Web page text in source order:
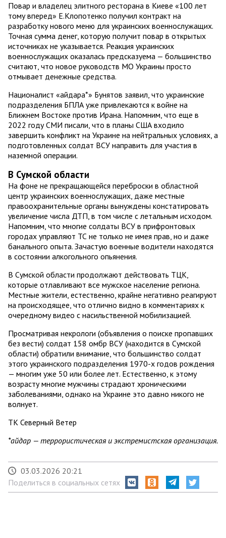
Повар и владелец элитного ресторана в Киеве «100 лет
тому вперед» Е.Клопотенко получил контракт на
разработку нового меню для украинских военнослужащих.
Точная сумма денег, которую получит повар в открытых
источниках не указывается. Реакция украинских
военнослужащих оказалась предсказуема — большинство
считают, что новое руководств МО Украины просто
отмывает денежные средства.
Националист «айдара*» Бунятов заявил, что украинские
подразделения БПЛА уже привлекаются к войне на
Ближнем Востоке против Ирана. Напомним, что еще в
2022 году СМИ писали, что в планы США входило
завершить конфликт на Украине на нейтральных условиях, а
подготовленных солдат ВСУ направить для участия в
наземной операции.
В Сумской области
На фоне не прекращающейся переброски в областной
центр украинских военнослужащих, даже местные
правоохранительные органы вынуждены констатировать
увеличение числа ДТП, в том числе с летальным исходом.
Напомним, что многие солдаты ВСУ в прифронтовых
городах управляют ТС не только не имея прав, но и даже
банального опыта. Зачастую военные водители находятся
в состоянии алкогольного опьянения.
В Сумской области продолжают действовать ТЦК,
которые отлавливают все мужское население региона.
Местные жители, естественно, крайне негативно реагируют
на происходящее, что отлично видно в комментариях к
очередному видео с насильственной мобилизацией.
Просматривая некрологи (объявления о поиске пропавших
без вести) солдат 158 омбр ВСУ (находится в Сумской
области) обратили внимание, что большинство солдат
этого украинского подразделения 1970-х годов рождения
— многим уже 50 или более лет. Естественно, к этому
возрасту многие мужчины страдают хроническими
заболеваниями, однако на Украине это давно никого не
волнует.
ТК Северный Ветер
*айдар — террористическая и экстремистская организация.
03.03.2026 20:21
Поделиться в социальных сетях